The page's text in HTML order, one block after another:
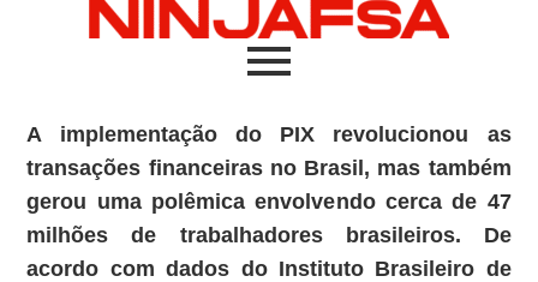
A implementação do PIX revolucionou as
transações financeiras no Brasil, mas também
gerou uma polêmica envolvendo cerca de 47
milhões de trabalhadores brasileiros. De
acordo com dados do Instituto Brasileiro de